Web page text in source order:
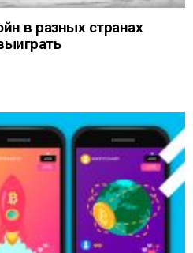
в разных странах